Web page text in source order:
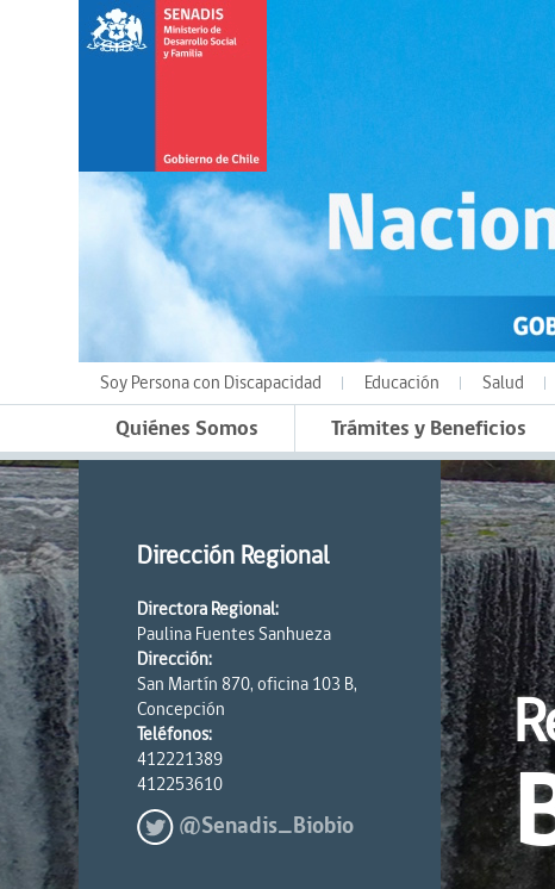
Soy Persona con Discapacidad Educación Salud
Quiénes Somos Trámites y Beneficios
Dirección Regional
Directora Regional:
Paulina Fuentes Sanhueza
Dirección:
San Martín 870, oficina 103 B,
Concepción
Teléfonos:
412221389
412253610
@Senadis_Biobio